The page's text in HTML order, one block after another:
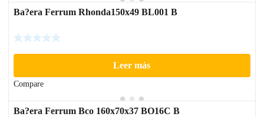
Ba?era Ferrum Rhonda150x49 BL001 B
Leer más
Compare
Ba?era Ferrum Bco 160x70x37 BO16C B